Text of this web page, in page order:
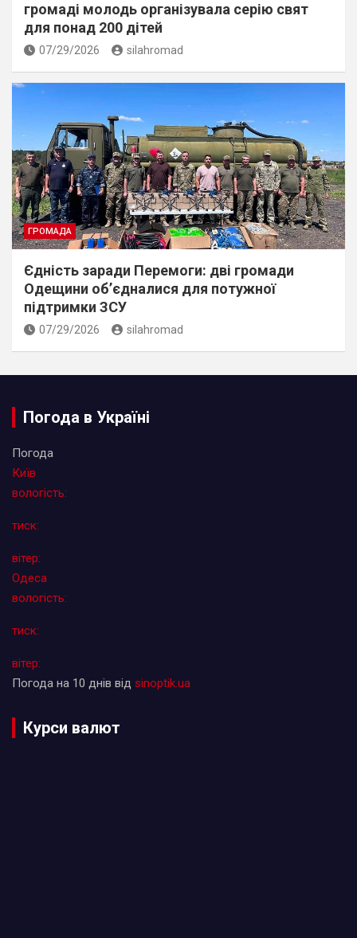
громаді молодь організувала серію свят
для понад 200 дітей
07/29/2026 silahromad
ГРОМАДА
Єдність заради Перемоги: дві громади
Одещини об’єдналися для потужної
підтримки ЗСУ
07/29/2026 silahromad
Погода в Україні
Погода
Київ
вологість:
тиск:
вітер:
Одеса
вологість:
тиск:
вітер:
Погода на 10 днів від sinoptik.ua
Курси валют